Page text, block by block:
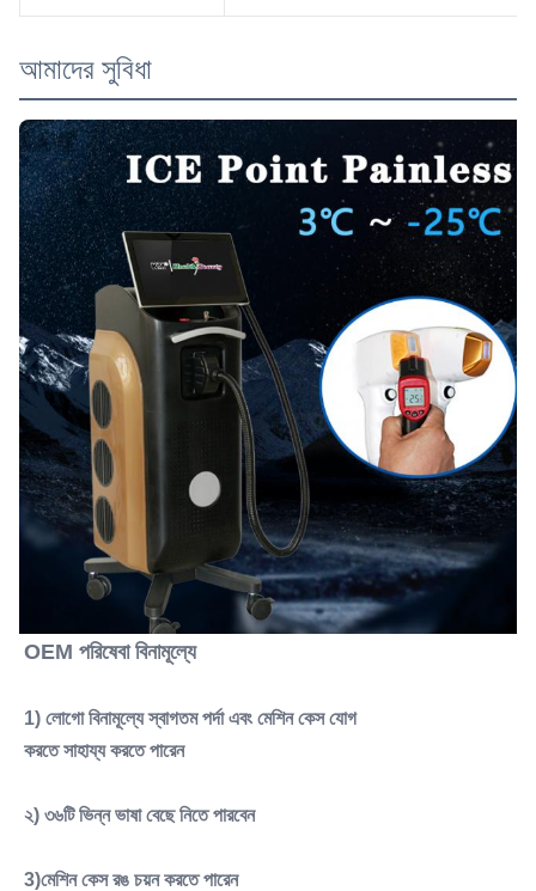
আমাদের সুবিধা
OEM পরিষেবা বিনামূল্যে
1) লোগো বিনামূল্যে স্বাগতম পর্দা এবং মেশিন কেস যোগ
করতে সাহায্য করতে পারেন
২) ৩৬টি ভিন্ন ভাষা বেছে নিতে পারবেন
3)মেশিন কেস রঙ চয়ন করতে পারেন